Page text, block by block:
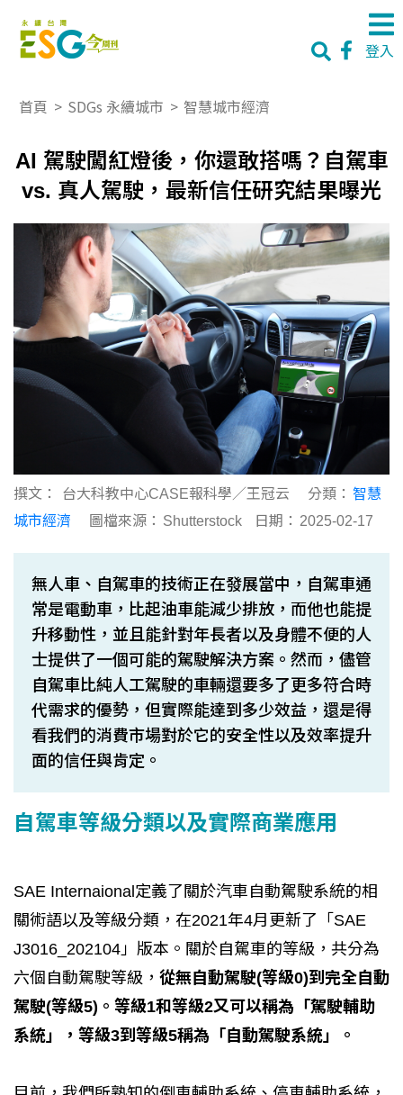
登入
首頁 > SDGs 永續城市 > 智慧城市經濟
AI 駕駛闖紅燈後，你還敢搭嗎？自駕車
vs. 真人駕駛，最新信任研究結果曝光
撰文： 台大科教中心CASE報科學／王冠云 分類： 智慧
城市經濟
圖檔來源： Shutterstock 日期： 2025-02-17
無人車、自駕車的技術正在發展當中，自駕車通
常是電動車，比起油車能減少排放，而他也能提
升移動性，並且能針對年長者以及身體不便的人
士提供了一個可能的駕駛解決方案。然而，儘管
自駕車比純人工駕駛的車輛還要多了更多符合時
代需求的優勢，但實際能達到多少效益，還是得
看我們的消費市場對於它的安全性以及效率提升
面的信任與肯定。
自駕車等級分類以及實際商業應用
SAE Internaional定義了關於汽車自動駕駛系統的相
關術語以及等級分類，在2021年4月更新了「SAE
J3016_202104」版本。關於自駕車的等級，共分為
六個自動駕駛等級， 從無自動駕駛(等級0)到完全自動
駕駛(等級5)。等級1和等級2又可以稱為「駕駛輔助
系統」，等級3到等級5稱為「自動駕駛系統」。